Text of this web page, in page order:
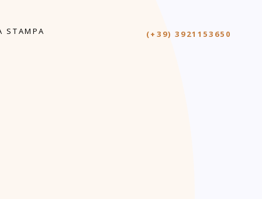
STAMPA (+39) 3921153650